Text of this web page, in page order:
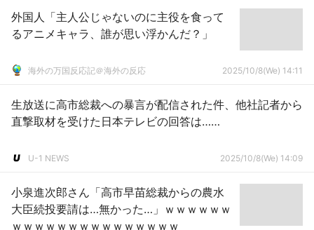
外国人「主人公じゃないのに主役を食って
るアニメキャラ、誰が思い浮かんだ？」
海外の万国反応記＠海外の反応 2025/10/8(We) 14:11
生放送に高市総裁への暴言が配信された件、他社記者から
直撃取材を受けた日本テレビの回答は……
U-1 NEWS 2025/10/8(We) 14:09
小泉進次郎さん「高市早苗総裁からの農水
大臣続投要請は…無かった…」ｗｗｗｗｗｗ
ｗｗｗｗｗｗｗｗｗｗｗｗｗｗｗ